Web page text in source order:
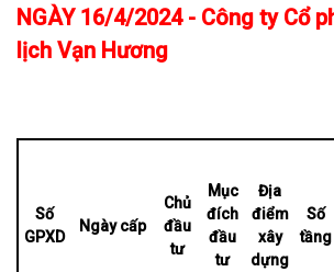
NGÀY 16/4/2024 - Công ty Cổ
lịch Vạn Hương
Số
GPXD
Ngày cấp
Chủ
đầu
tư
Mục
đích
đầu
tư
Địa
điểm
xây
dựng
Số
tầng